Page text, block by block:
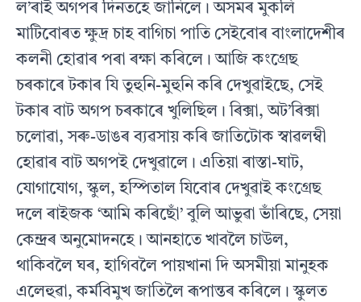
ল’ৰাই অগপৰ দিনতহে জানিলে। অসমৰ মুকলি
মাটিবোৰত ক্ষুদ্ৰ চাহ বাগিচা পাতি সেইবোৰ বাংলাদেশীৰ
কলনী হোৱাৰ পৰা ৰক্ষা কৰিলে। আজি কংগ্ৰেছ
চৰকাৰে টকাৰ যি তুহুনি-মুহুনি কৰি দেখুৱাইছে, সেই
টকাৰ বাট অগপ চৰকাৰে খুলিছিল। ৰিক্সা, অট’ৰিক্সা
চলোৱা, সৰু-ডাঙৰ ব্যৱসায় কৰি জাতিটোক স্বাৱলম্বী
হোৱাৰ বাট অগপই দেখুৱালে। এতিয়া ৰাস্তা-ঘাট,
যোগাযোগ, স্কুল, হস্পিতাল যিবোৰ দেখুৱাই কংগ্ৰেছ
দলে ৰাইজক ‘আমি কৰিছোঁ’ বুলি আভুৱা ভাঁৰিছে, সেয়া
কেন্দ্ৰৰ অনুমোদনহে। আনহাতে খাবলৈ চাউল,
থাকিবলৈ ঘৰ, হাগিবলৈ পায়খানা দি অসমীয়া মানুহক
এলেহুৱা, কর্মবিমুখ জাতিলৈ ৰূপান্তৰ কৰিলে। স্কুলত